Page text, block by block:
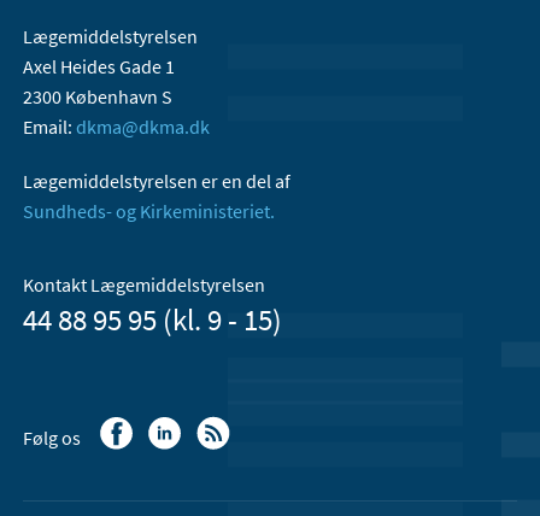
Lægemiddelstyrelsen
Axel Heides Gade 1
2300 København S
Email: dkma@dkma.dk
Lægemiddelstyrelsen er en del af
Sundheds- og Kirkeministeriet.
Kontakt Lægemiddelstyrelsen
44 88 95 95 (kl. 9 - 15)
Følg os